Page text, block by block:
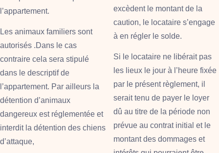
l’appartement.
Les animaux familiers sont
autorisés .Dans le cas
contraire cela sera stipulé
dans le descriptif de
l’appartement. Par ailleurs la
détention d’animaux
dangereux est réglementée et
interdit la détention des chiens
d’attaque,
excèdent le montant de la
caution, le locataire s’engage
à en régler le solde.
Si le locataire ne libérait pas
les lieux le jour à l’heure fixée
par le présent règlement, il
serait tenu de payer le loyer
dû au titre de la période non
prévue au contrat initial et le
montant des dommages et